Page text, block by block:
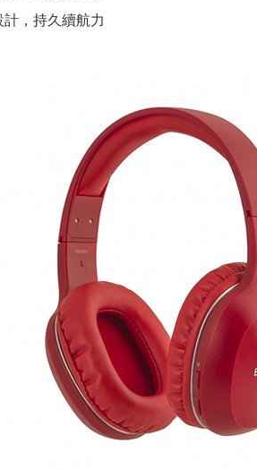
，持久續航力